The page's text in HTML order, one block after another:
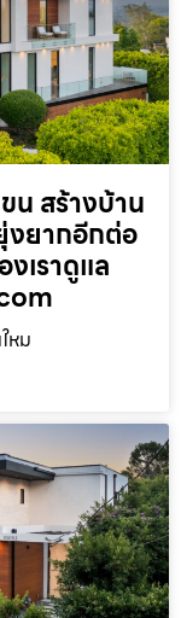
น สร้างบ้าน
งยากอีกต่อ
เราดูแล
หม